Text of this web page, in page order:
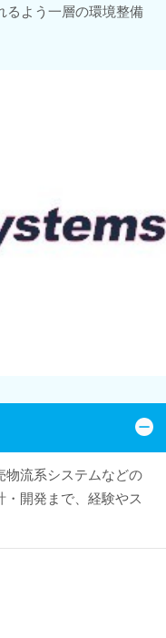
るよう一層の環境整備
物流系システムなどの
開発まで、経験やス